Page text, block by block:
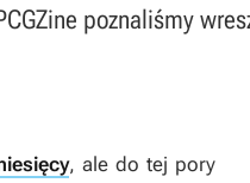
poznaliśmy
, ale do tej pory